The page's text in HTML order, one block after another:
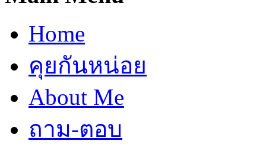
Home
คุยกันหน่อย
About Me
ถาม-ตอบ